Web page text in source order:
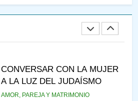
RAZI ¿QUIÉN ES SABIO?
CONVERSAR CON LA MUJER
A LA LUZ DEL JUDAÍSMO
AMOR, PAREJA Y MATRIMONIO